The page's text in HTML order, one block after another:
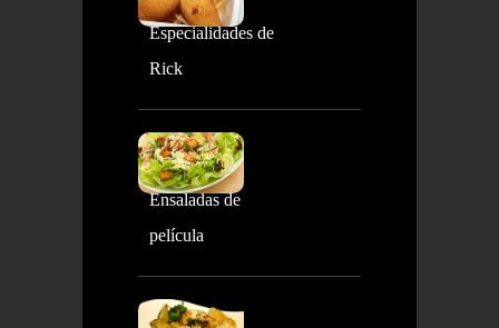
Especialidades de
Rick
Ensaladas de
película